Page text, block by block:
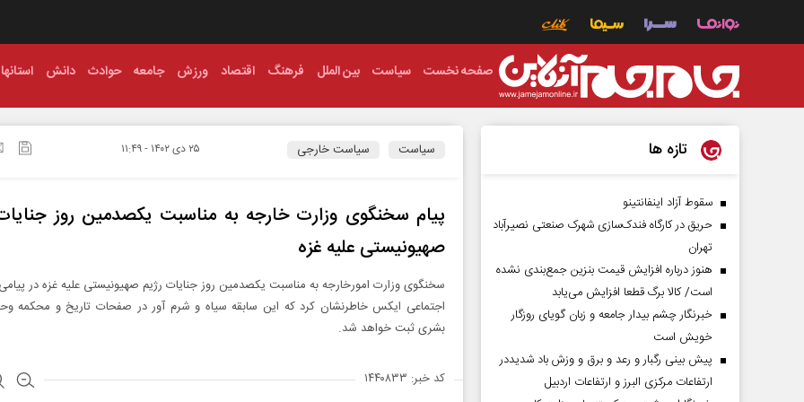
صفحه نخست سیاست بین الملل فرهنگ اقتصاد ورزش جامعه حوادث دانش استانها
سیاست سیاست خارجی ۲۵ دی ۱۴۰۲ - ۱۱:۴۹
پیام سخنگوی وزارت خارجه به مناسبت یکصدمین روز
صهیونیستی علیه غزه
سخنگوی وزارت امورخارجه به مناسبت یکصدمین روز جنایات رژیم صهیونیستی علیه غزه در
اجتماعی ایکس خاطرنشان کرد که این سابقه سیاه و شرم آور در صفحات تاریخ و محکمه
بشری ثبت خواهد شد.
کد خبر: ۱۴۴۰۸۳۳
تازه ها
سقوط آزاد اینفانتینو
حریق در کارگاه فندک‌سازی شهرک صنعتی نصیرآباد
تهران
هنوز درباره افزایش قیمت بنزین جمع‌بندی نشده
است/ کالا برگ قطعا افزایش می‌یابد
خبرنگار چشم بیدار جامعه و زبان گویای روزگار
خویش است
پیش بینی رگبار و رعد و برق و وزش باد شدیددر
ارتفاعات مرکزی البرز و ارتفاعات اردبیل